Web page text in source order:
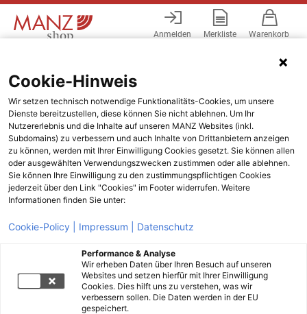
Anmelden Merkliste Warenkorb
Cookie-Hinweis
Wir setzen technisch notwendige Funktionalitäts-Cookies, um unsere
Dienste bereitzustellen, diese können Sie nicht ablehnen. Um Ihr
Nutzererlebnis und die Inhalte auf unseren MANZ Websites (inkl.
Subdomains) zu verbessern und auch Inhalte von Drittanbietern anzeigen
zu können, werden mit Ihrer Einwilligung Cookies gesetzt. Sie können allen
oder ausgewählten Verwendungszwecken zustimmen oder alle ablehnen.
Sie können Ihre Einwilligung zu den zustimmungspflichtigen Cookies
jederzeit über den Link "Cookies" im Footer widerrufen. Weitere
Informationen finden Sie unter:
Cookie-Policy | Impressum | Datenschutz
Performance & Analyse
Wir erheben Daten über Ihren Besuch auf unseren
Websites und setzen hierfür mit Ihrer Einwilligung
Cookies. Dies hilft uns zu verstehen, was wir
verbessern sollen. Die Daten werden in der EU
gespeichert.